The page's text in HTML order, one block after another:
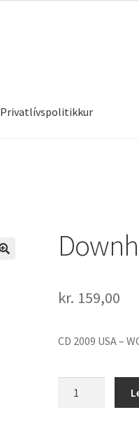
Privatlívspolitikkur
kr. 159,00
CD 2009 USA –